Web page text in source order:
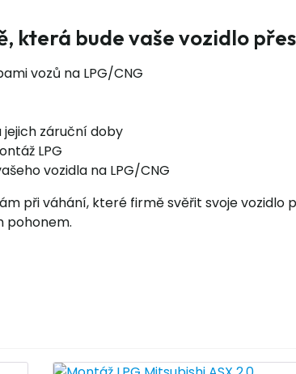
která bude vaše vozidlo
vozů na LPG/CNG
záruční doby
LPG
vozidla na LPG/CNG
při váhání, které firmě svěřit svoje
pohonem.